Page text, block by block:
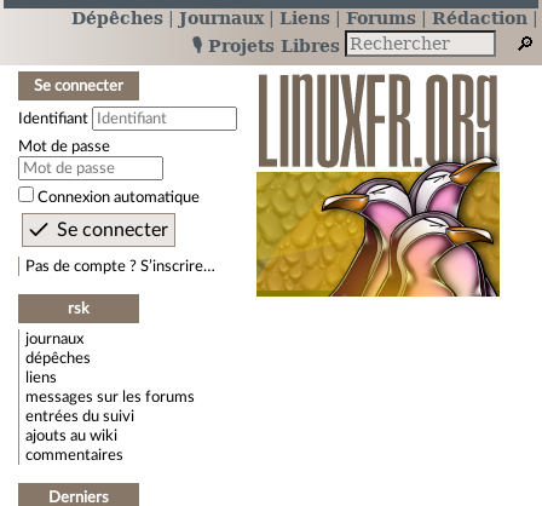
Dépêches Journaux Liens Forums
Rédaction
🎙️ Projets Libres
Se connecter
Identifiant
Mot de passe
Connexion automatique
Pas de compte ? S’inscrire…
rsk
journaux
dépêches
liens
messages sur les forums
entrées du suivi
ajouts au wiki
commentaires
Derniers